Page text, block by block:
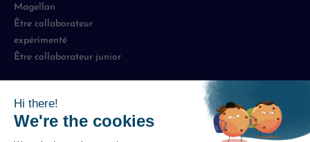
Magellan
Être collaborateur
expérimenté
Être collaborateur junior